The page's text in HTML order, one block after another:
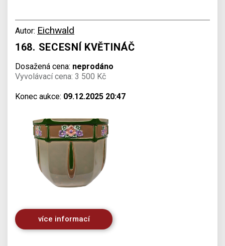
Autor: Eichwald
168. SECESNÍ KVĚTINÁČ
Dosažená cena: neprodáno
Vyvolávací cena: 3 500 Kč
Konec aukce: 09.12.2025 20:47
více informací